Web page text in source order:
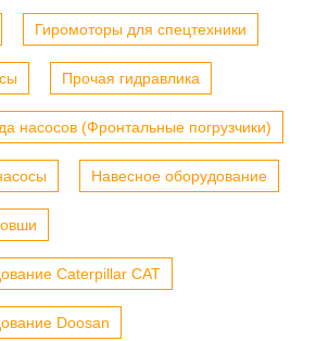
Гиромоторы для спецтехники
Прочая гидравлика
насосов (Фронтальные погрузчики)
Навесное оборудование
Caterpillar CAT
Doosan